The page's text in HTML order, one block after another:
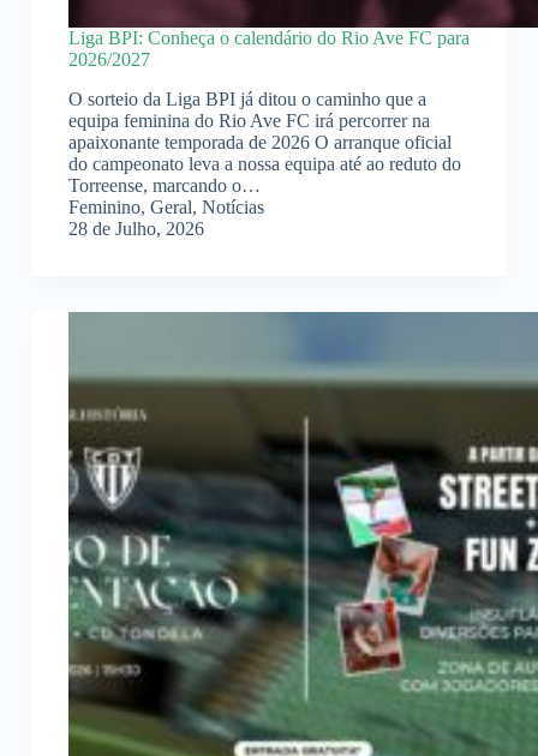
Liga BPI: Conheça o calendário do Rio Ave FC para
2026/2027
O sorteio da Liga BPI já ditou o caminho que a
equipa feminina do Rio Ave FC irá percorrer na
apaixonante temporada de 2026 O arranque oficial
do campeonato leva a nossa equipa até ao reduto do
Torreense, marcando o…
Feminino, Geral, Notícias
28 de Julho, 2026